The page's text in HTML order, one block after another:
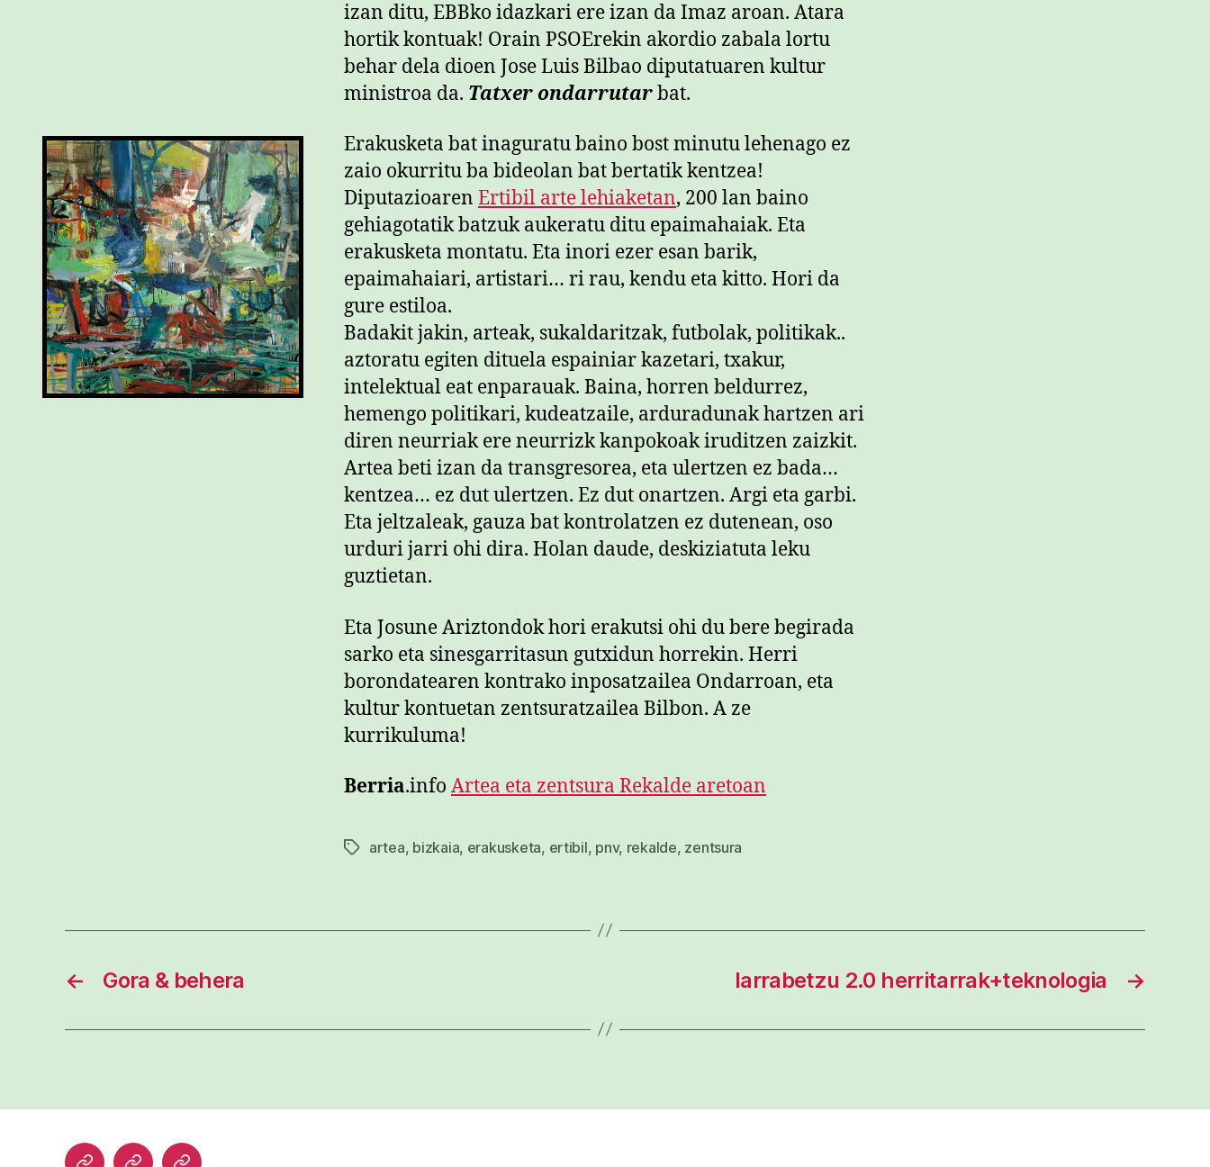
izan ditu, EBBko idazkari ere izan da Imaz aroan. Atara
hortik kontuak! Orain PSOErekin akordio zabala lortu
behar dela dioen Jose Luis Bilbao diputatuaren kultur
ministroa da. Tatxer ondarrutarbat.
Erakusketa bat inaguratu baino bost minutu lehenago ez
zaio okurritu ba bideolan bat bertatik kentzea!
Diputazioaren Ertibil arte lehiaketan, 200 lan baino
gehiagotatik batzuk aukeratu ditu epaimahaiak. Eta
erakusketa montatu. Eta inori ezer esan barik,
epaimahaiari, artistari… ri rau, kendu eta kitto. Hori da
gure estiloa.
Badakit jakin, arteak, sukaldaritzak, futbolak, politikak..
aztoratu egiten dituela espainiar kazetari, txakur,
intelektual eat enparauak. Baina, horren beldurrez,
hemengo politikari, kudeatzaile, arduradunak hartzen ari
diren neurriak ere neurrizk kanpokoak iruditzen zaizkit.
Artea beti izan da transgresorea, eta ulertzen ez bada…
kentzea… ez dut ulertzen. Ez dut onartzen. Argi eta garbi.
Eta jeltzaleak, gauza bat kontrolatzen ez dutenean, oso
urduri jarri ohi dira. Holan daude, deskiziatuta leku
guztietan.
Eta Josune Ariztondok hori erakutsi ohi du bere begirada
sarko eta sinesgarritasun gutxidun horrekin. Herri
borondatearen kontrako inposatzailea Ondarroan, eta
kultur kontuetan zentsuratzailea Bilbon. A ze
kurrikuluma!
Berria.info Artea eta zentsura Rekalde aretoan
Etiketak
artea, bizkaia, erakusketa, ertibil, pnv, rekalde, zentsura
← Gora & behera →
larrabetzu 2.0 herritarrak+teknologia